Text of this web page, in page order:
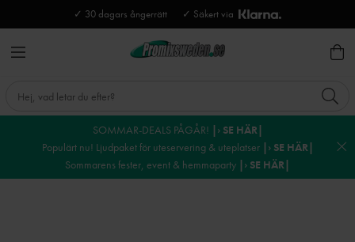
✓ 30 dagars ångerrätt ✓ Säkert via
SOMMAR-DEALS PÅGÅR! |› SE HÄR|
Populärt nu! Ljudpaket för uteservering & uteplatser |› SE HÄR|
Sommarens fester, event & hemmaparty |› SE HÄR|